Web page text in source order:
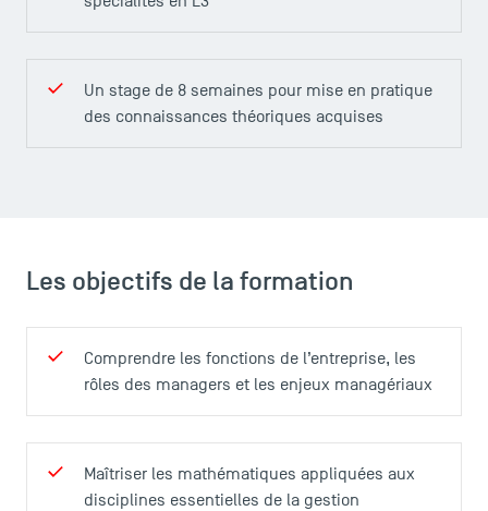
Un stage de 8 semaines pour mise en pratique
des connaissances théoriques acquises
Les objectifs de la formation
Comprendre les fonctions de l’entreprise, les
rôles des managers et les enjeux managériaux
Maîtriser les mathématiques appliquées aux
disciplines essentielles de la gestion